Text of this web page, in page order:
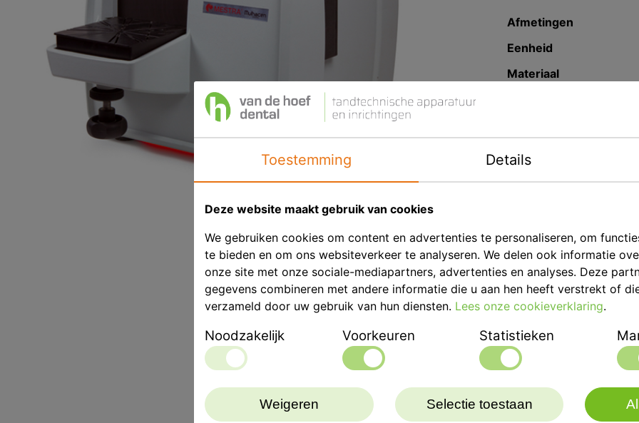
Afmetingen
Eenheid
Materiaal
Moderne en veelzijdige
motor met
toegang tot de schijf,
klittenbandsluiting
verstelbare werktafel.
Eenvoudig
Gemakkelijk te
Gemaakt van zeer
Deze uitvoering is
ook beschikbaar met
De slijpschijven zijn
Toestemming Details
Deze website maakt gebruik van cookies
We gebruiken cookies om content en advertenties te personaliseren, om
te bieden en om ons websiteverkeer te analyseren. We delen ook informatie
onze site met onze sociale-mediapartners, advertenties en analyses. Deze
gegevens combineren met andere informatie die u aan hen heeft verstrekt of
verzameld door uw gebruik van hun diensten. Lees onze cookieverklaring.
Noodzakelijk Voorkeuren Statistieken
Weigeren Selectie toestaan